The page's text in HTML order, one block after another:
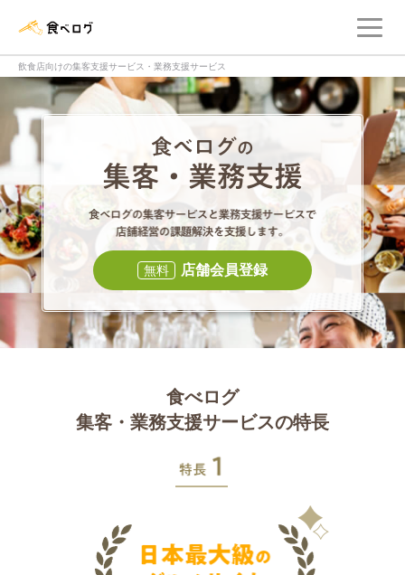
飲食店向けの集客支援サービス・業務支援サービス
食べログの集客
食べログの集
無料 店舗会員登録
食べログ
集客・業務支援サービスの特長